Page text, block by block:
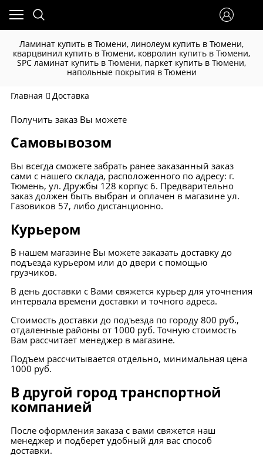
Ламинат купить в Тюмени, линолеум купить в Тюмени,
кварцвинил купить в Тюмени, ковролин купить в Тюмени,
SPC ламинат купить в Тюмени, паркет купить в Тюмени,
напольные покрытия в Тюмени
Главная Доставка
Получить заказ Вы можете
Самовывозом
Вы всегда сможете забрать ранее заказанный заказ
сами с нашего склада, расположенного по адресу: г.
Тюмень, ул. Дружбы 128 корпус 6. Предварительно
заказ должен быть выбран и оплачен в магазине ул.
Газовиков 57, либо дистанционно.
Курьером
В нашем магазине Вы можете заказать доставку до
подъезда курьером или до двери с помощью
грузчиков.
В день доставки с Вами свяжется курьер для уточнения
интервала времени доставки и точного адреса.
Стоимость доставки до подъезда по городу 800 руб.,
отдаленные районы от 1000 руб. Точную стоимость
Вам рассчитает менеджер в магазине.
Подъем рассчитывается отдельно, минимальная цена
1000 руб.
В другой город транспортной
компанией
После оформления заказа с вами свяжется наш
менеджер и подберет удобный для вас способ
доставки.